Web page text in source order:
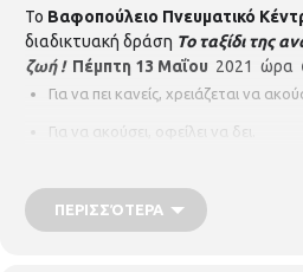
Το Βαφοπούλειο Πνευματικό
διαδικτυακή δράση Το ταξίδι της
ζωή ! Πέμπτη 13 Μαΐου 2021 ώρα
Για να πει κανείς, χρειάζεται να
Για να ακούσει, οφείλει να δει.
Ακούμε, λέμε και πλάθουμε ιστορίες.
ΠΕΡΙΣΣΌΤΕΡΑ